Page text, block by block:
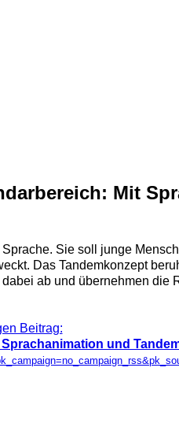
Mit
Sie soll junge
Das Tandemkonzept
ab und übernehmen die
Beitrag:
und